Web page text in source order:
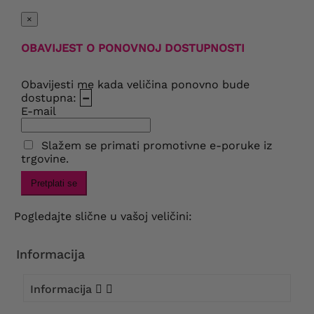
×
OBAVIJEST O PONOVNOJ DOSTUPNOSTI
Obavijesti me kada veličina ponovno bude
dostupna: –
E-mail
Slažem se primati promotivne e-poruke iz
trgovine.
Pretplati se
Pogledajte slične u vašoj veličini:
Informacija
Informacija  